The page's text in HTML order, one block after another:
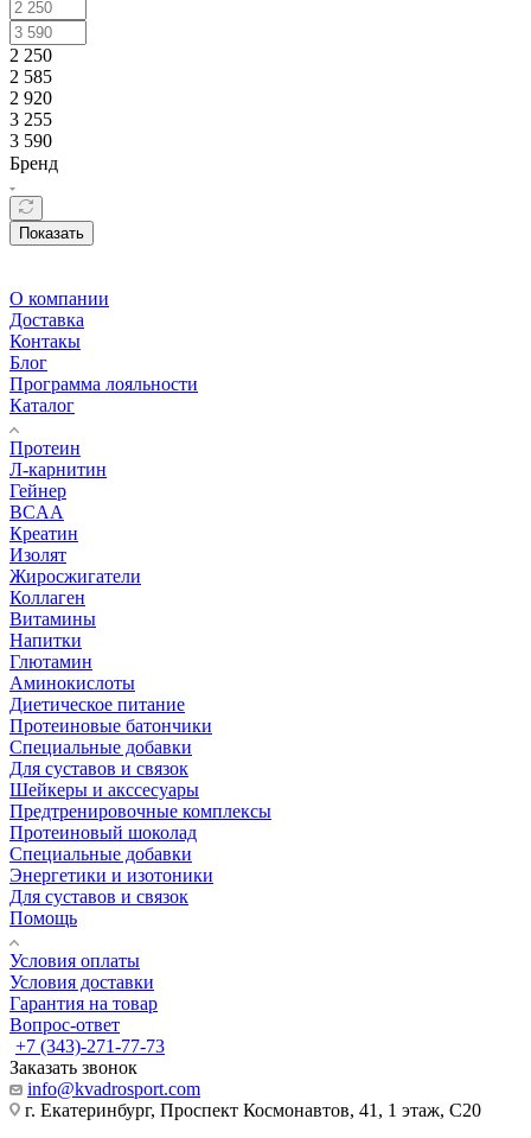
2 250
2 585
2 920
3 255
3 590
Бренд
Показать
О компании
Доставка
Контакы
Блог
Программа лояльности
Каталог
Протеин
Л-карнитин
Гейнер
BCAA
Креатин
Изолят
Жиросжигатели
Коллаген
Витамины
Напитки
Глютамин
Аминокислоты
Диетическое питание
Протеиновые батончики
Специальные добавки
Для суставов и связок
Шейкеры и акссесуары
Предтренировочные комплексы
Протеиновый шоколад
Специальные добавки
Энергетики и изотоники
Для суставов и связок
Помощь
Условия оплаты
Условия доставки
Гарантия на товар
Вопрос-ответ
+7 (343)-271-77-73
Заказать звонок
info@kvadrosport.com
г. Екатеринбург, Проспект Космонавтов, 41, 1 этаж, С20